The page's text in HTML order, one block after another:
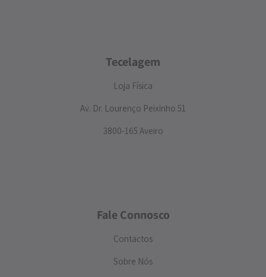
Tecelagem
Loja Física
Av. Dr. Lourenço Peixinho 51
3800-165 Aveiro
Fale Connosco
Contactos
Sobre Nós